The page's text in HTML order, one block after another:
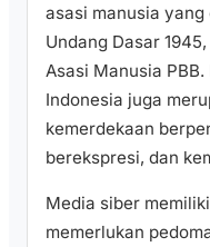
asasi manusia
Undang Dasar
Asasi Manusia
Indonesia juga
kemerdekaan
berekspresi, dan
Media siber
memerlukan